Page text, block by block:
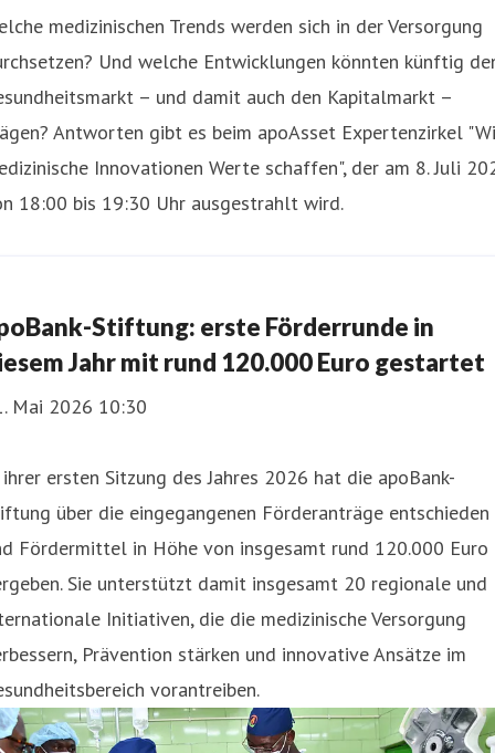
medizinischen Trends werden sich in der Versorgung
Und welche Entwicklungen könnten künftig
– und damit auch den Kapitalmarkt –
Antworten gibt es beim apoAsset Expertenzirkel
Innovationen Werte schaffen", der am 8. Juli
18:00 bis 19:30 Uhr ausgestrahlt wird.
Stiftung: erste Förderrunde in
Jahr mit rund 120.000 Euro gestartet
Mai 2026 10:30
ersten Sitzung des Jahres 2026 hat die apoBank-
über die eingegangenen Förderanträge entschieden
Fördermittel in Höhe von insgesamt rund 120.000 Euro
Sie unterstützt damit insgesamt 20 regionale und
Initiativen, die die medizinische Versorgung
Prävention stärken und innovative Ansätze im
vorantreiben.